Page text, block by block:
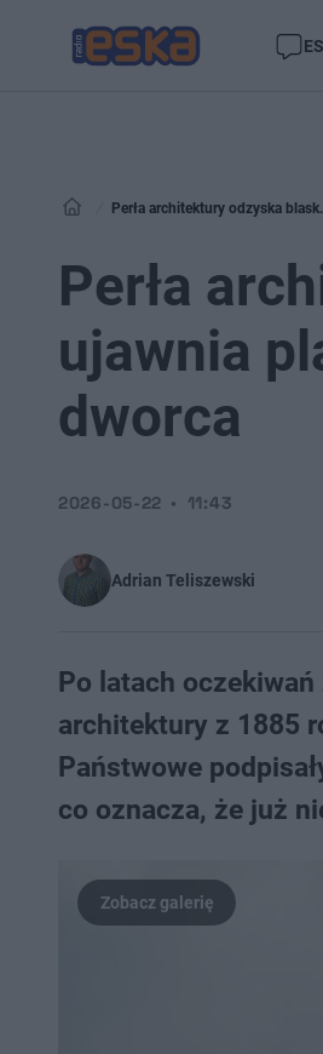
Perła architektury odzyska
Perła
ujawnia
dworca
Adrian Teliszewski
2026-05-22 11:43
Po latach
architektury z 1885
Państwowe
co oznacza, że już